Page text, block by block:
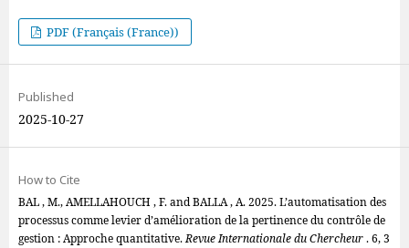
PDF (Français (France))
Published
2025-10-27
How to Cite
BAL , M., AMELLAHOUCH , F. and BALLA , A. 2025. L’automatisation des
processus comme levier d’amélioration de la pertinence du contrôle de
gestion : Approche quantitative.Revue Internationale du Chercheur. 6, 3